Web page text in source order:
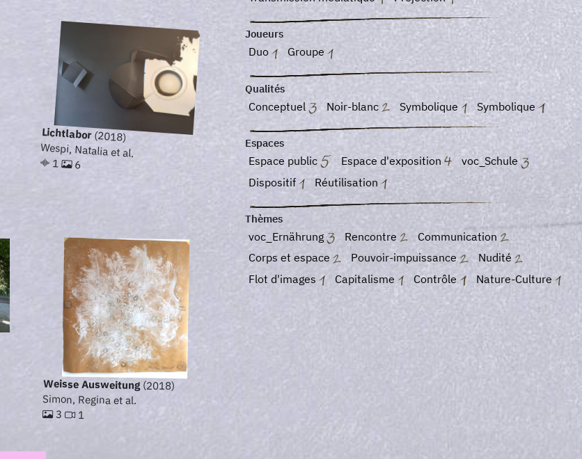
Lichtlabor(2018)
Wespi, Natalia et al.
1 6
Weisse Ausweitung(2018)
Simon, Regina et al.
3 1
Joueurs
Duo Groupe
Qualités
Conceptuel Noir-blanc Symbolique Symbolique
Espaces
Espace public Espace d'exposition
voc_Schule
Dispositif
Réutilisation
Thèmes
voc_Ernährung Rencontre
Communication
Corps et espace
Pouvoir-impuissance
Nudité
Flot d'images
Capitalisme Contrôle Nature-Culture